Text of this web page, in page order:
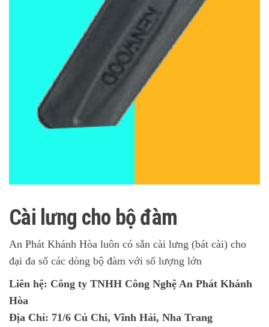
Cài lưng cho bộ đàm
An Phát Khánh Hòa luôn có sẵn cài lưng (bát cài) cho
đại đa số các dòng bộ đàm với số lượng lớn
Liên hệ: Công ty TNHH Công Nghệ An Phát Khánh
Hòa
Địa Chỉ: 71/6 Củ Chi, Vĩnh Hải, Nha Trang